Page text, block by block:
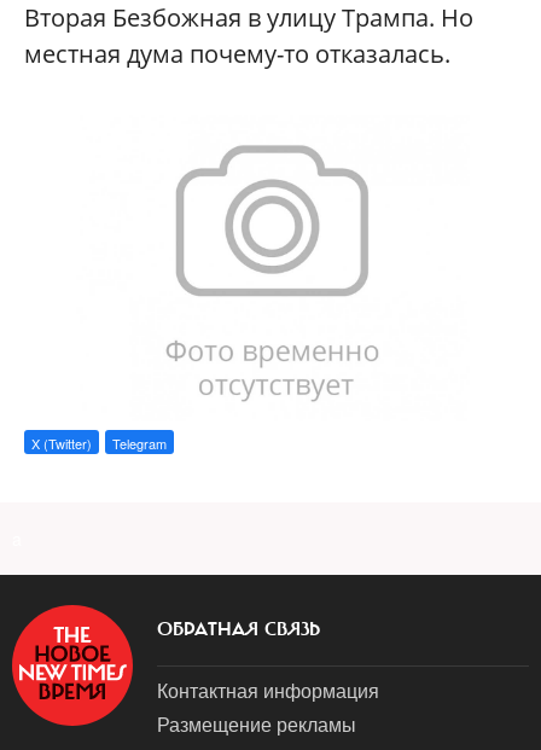
Вторая Безбожная в улицу Трампа. Но
местная дума почему-то отказалась.
X (Twitter) Telegram
ОБРАТНАЯ СВЯЗЬ
Контактная информация
Размещение рекламы